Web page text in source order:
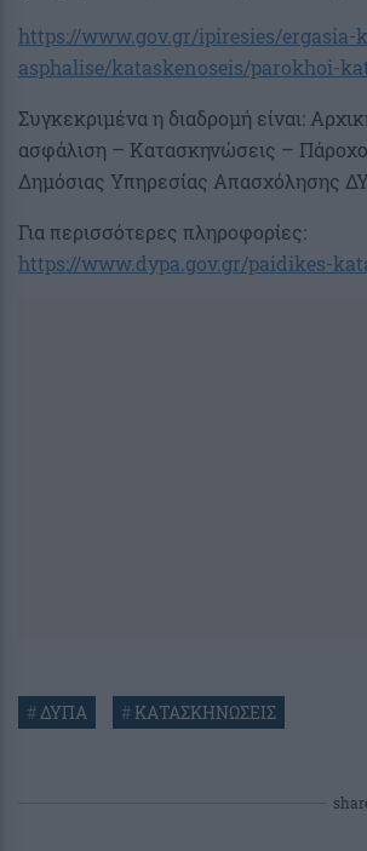
https://www.gov.gr/ipiresies/ergasia-
asphalise/kataskenoseis/parokhoi-
Συγκεκριμένα η διαδρομή είναι:
ασφάλιση – Κατασκηνώσεις –
Δημόσιας Υπηρεσίας Απασχόλησης
Για περισσότερες πληροφορίες:
https://www.dypa.gov.gr/paidikes-
#ΔΥΠΑ #ΚΑΤΑΣΚΗΝΩΣΕΙΣ